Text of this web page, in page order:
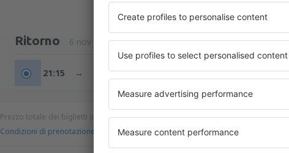
Ritorno 6 nov (ven) LGW
21:15 → 00:10 +1g Durata totale del viaggio: 1h 55min
Prezzo totale dei biglietti (quote di servizio escluse:30EURper ogni passeggero)
Condizioni di prenotazione